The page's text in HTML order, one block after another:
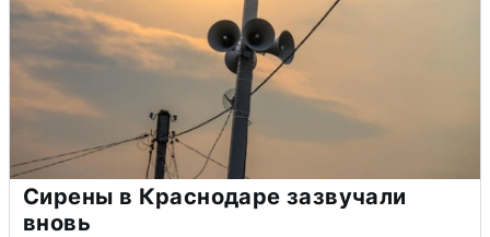
Сирены в Краснодаре зазвучали
вновь